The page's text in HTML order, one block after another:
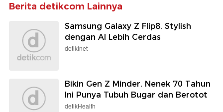
Berita detikcom Lainnya
Samsung Galaxy Z Flip8, Stylish
dengan AI Lebih Cerdas
detikInet
Bikin Gen Z Minder, Nenek 70 Tahun
Ini Punya Tubuh Bugar dan Berotot
detikHealth